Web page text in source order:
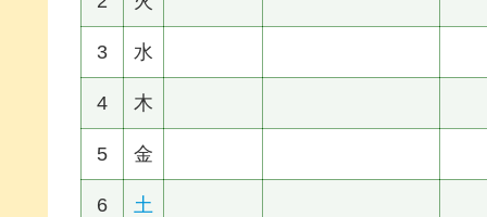
3 水
4 木
5 金
6 土